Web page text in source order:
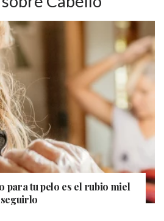
para tu pelo es el rubio miel